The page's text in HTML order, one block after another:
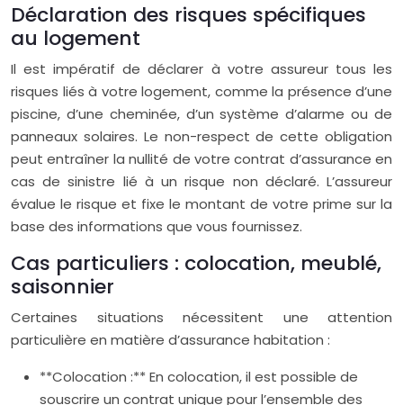
Déclaration des risques spécifiques
au logement
Il est impératif de déclarer à votre assureur tous les
risques liés à votre logement, comme la présence d’une
piscine, d’une cheminée, d’un système d’alarme ou de
panneaux solaires. Le non-respect de cette obligation
peut entraîner la nullité de votre contrat d’assurance en
cas de sinistre lié à un risque non déclaré. L’assureur
évalue le risque et fixe le montant de votre prime sur la
base des informations que vous fournissez.
Cas particuliers : colocation, meublé,
saisonnier
Certaines situations nécessitent une attention
particulière en matière d’assurance habitation :
**Colocation :** En colocation, il est possible de
souscrire un contrat unique pour l’ensemble des